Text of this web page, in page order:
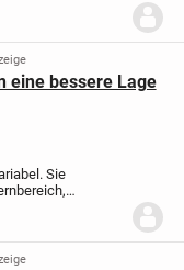
Auf
eine bessere Lage
Sie
Leselounge,
Obergeschoss,